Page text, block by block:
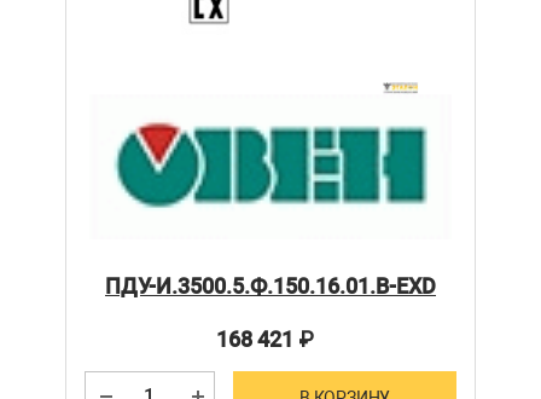
ПДУ-И.3500.5.Ф.150.16.01.В-ЕХD
168 421 ₽